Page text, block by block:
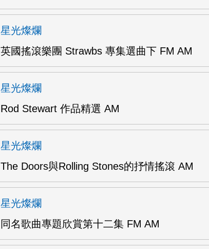
星光燦爛
英國搖滾樂團 Strawbs 專集選曲下 FM AM
星光燦爛
Rod Stewart 作品精選 AM
星光燦爛
The Doors與Rolling Stones的抒情搖滾 AM
星光燦爛
同名歌曲專題欣賞第十二集 FM AM